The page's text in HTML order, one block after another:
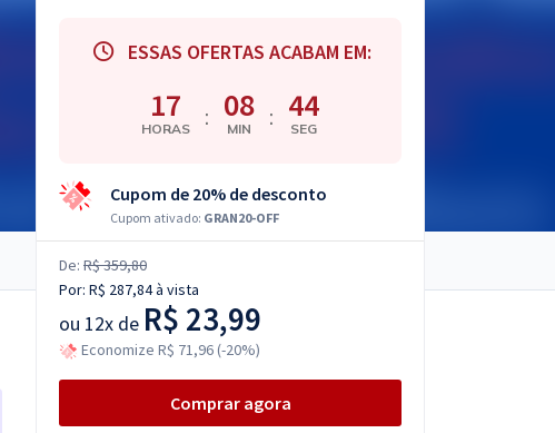
ESSAS OFERTAS ACABAM EM:
17
HORAS : 08
MIN : 43
SEG
Cupom de 20% de desconto
Cupom ativado: GRAN20-OFF
De: R$ 359,80
Por: R$ 287,84à vista
ou 12x de R$ 23,99
Economize R$ 71,96 (-20%)
Comprar agora